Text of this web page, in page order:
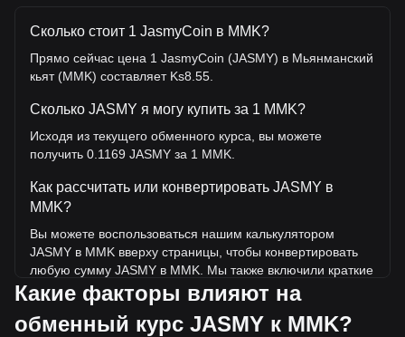
Сколько стоит 1 JasmyCoin в MMK?
Прямо сейчас цена 1 JasmyCoin (JASMY) в Мьянманский
кьят (MMK) составляет Ks8.55.
Сколько JASMY я могу купить за 1 MMK?
Исходя из текущего обменного курса, вы можете
получить 0.1169 JASMY за 1 MMK.
Как рассчитать или конвертировать JASMY в
MMK?
Вы можете воспользоваться нашим калькулятором
JASMY в MMK вверху страницы, чтобы конвертировать
любую сумму JASMY в MMK. Мы также включили краткие
справочные таблицы для наиболее популярных
конвертаций. Например, 5 MMK эквивалентны 0.5845
JASMY, а 5 JASMY будут стоить около 42.77MMK.
Какие факторы влияют на
обменный курс JASMY к MMK?